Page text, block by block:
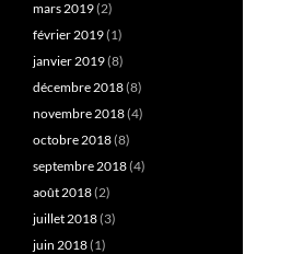
mars 2019(2)
février 2019(1)
janvier 2019(8)
décembre 2018(8)
novembre 2018(4)
octobre 2018(8)
septembre 2018(4)
août 2018(2)
juillet 2018(3)
juin 2018(1)